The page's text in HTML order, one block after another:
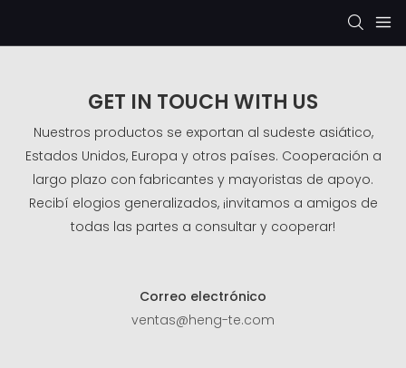
GET IN TOUCH WITH US
Nuestros productos se exportan al sudeste asiático,
Estados Unidos, Europa y otros países. Cooperación a
largo plazo con fabricantes y mayoristas de apoyo.
Recibí elogios generalizados, ¡invitamos a amigos de
todas las partes a consultar y cooperar!
Correo electrónico
ventas@heng-te.com